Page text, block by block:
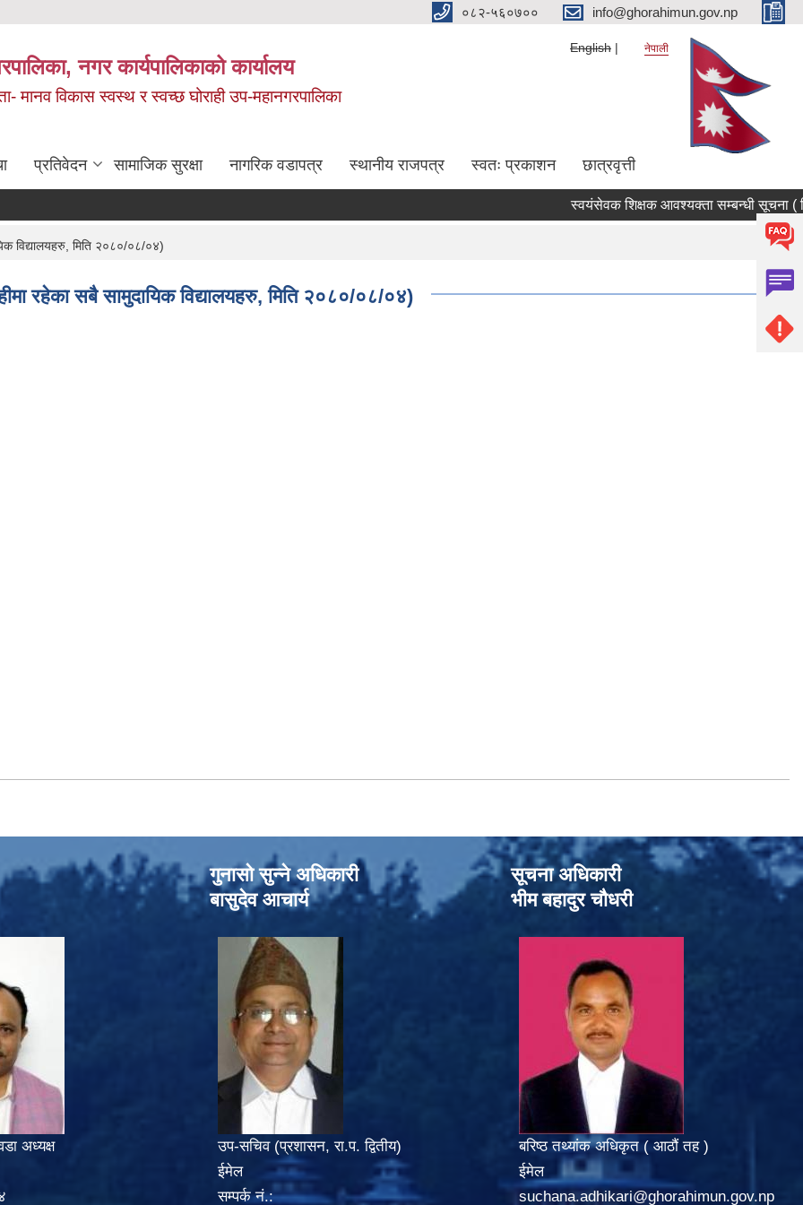
०८२-५६०७०० info@ghorahimun.gov.np
नगर कार्यपालिकाको कार्यालय
मानव विकास स्वस्थ र स्वच्छ घोराही उप-महानगरपालिका
English नेपाली
प्रतिवेदन सामाजिक सुरक्षा नागरिक वडापत्र स्थानीय राजपत्र स्वतः प्रकाशन छात्रवृत्ती
स्वयंसेवक शिक्षक आवश्यक्ता सम्बन्धी सूचना (
विद्यालयहरु, मिति २०८०/०८/०४)
रहेका सबै सामुदायिक विद्यालयहरु, मिति २०८०/०८/०४)
अध्यक्ष
गुनासो सुन्‍ने अधिकारी
बासुदेव आचार्य
उप-सचिव (प्रशासन, रा.प. द्वितीय)
ईमेल
सम्पर्क नं.:
सूचना अधिकारी
भीम बहादुर चौधरी
बरिष्ठ तथ्यांक अधिकृत ( आठौं तह )
ईमेल
suchana.adhikari@ghorahimun.gov.np